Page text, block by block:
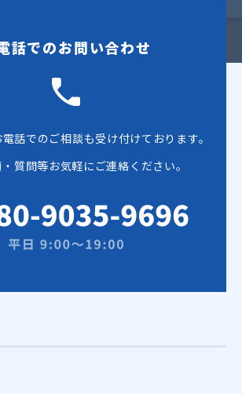
話でのお問い合わせ
話でのご相談も受け付けております。
質問等お気軽にご連絡ください。